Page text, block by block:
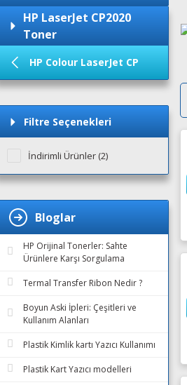
HP LaserJet CP2020
Toner
HP Colour LaserJet CP
Filtre Seçenekleri
İndirimli Ürünler (2)
Bloglar
HP Orijinal Tonerler: Sahte
Ürünlere Karşı Sorgulama
Termal Transfer Ribon Nedir ?
Boyun Aski İpleri: Çeşitleri ve
Kullanım Alanları
Plastik Kimlik kartı Yazıcı Kullanımı
Plastik Kart Yazıcı modelleri